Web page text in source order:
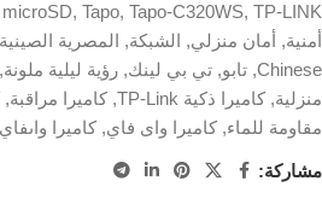
microSD, Tapo, Tapo-C320WS, TP-LINK
أمنية, أمان منزلي, الشبكة, المصرية الصينية
Chinese
, تابو, تي بي لينك, رؤية ليلية ملونة,
منزلية, كاميرا ذكية TP-Link , كاميرا مراقبة,
مقاومة للماء, كاميرا واى فاي, كاميرا واىفاي
مشاركة: